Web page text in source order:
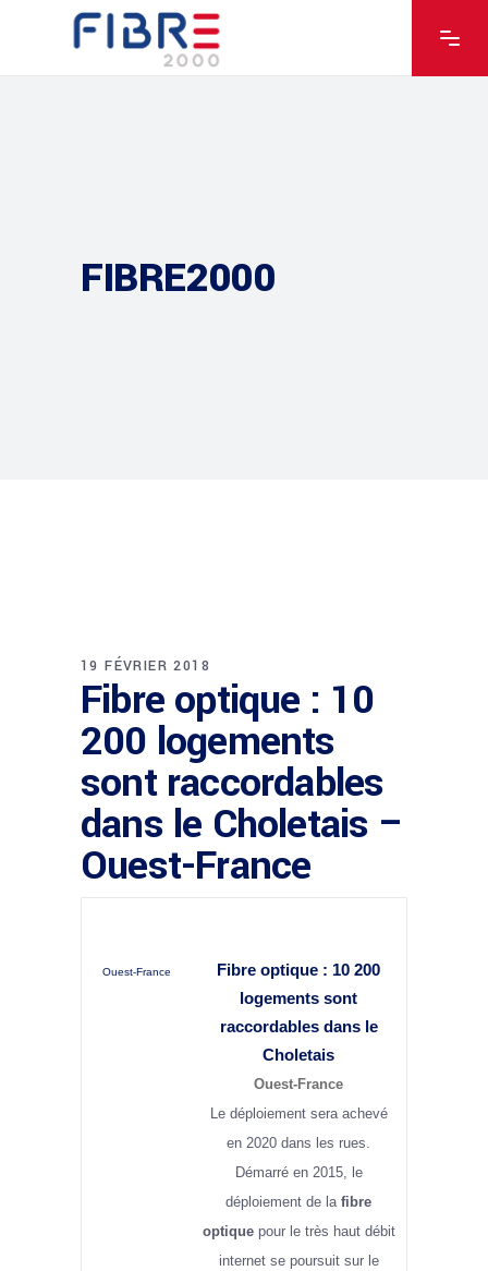
FIBRE2000
19 FÉVRIER 2018
Fibre optique : 10
200 logements
sont raccordables
dans le Choletais –
Ouest-France
Ouest-France Fibre optique : 10 200
logements sont
raccordables dans le
Choletais
Ouest-France
Le déploiement sera achevé
en 2020 dans les rues.
Démarré en 2015, le
déploiement de la fibre
optiquepour le très haut débit
internet se poursuit sur le